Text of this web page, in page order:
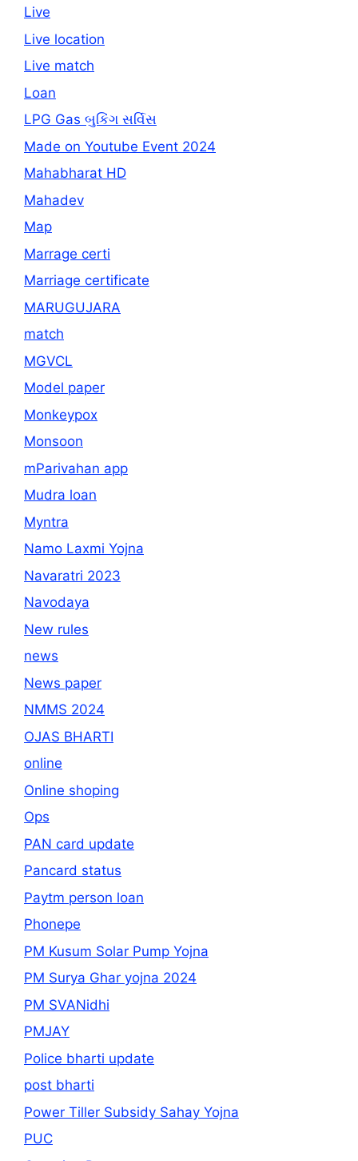
Live
Live location
Live match
Loan
LPG Gas બુકિંગ સર્વિસ
Made on Youtube Event 2024
Mahabharat HD
Mahadev
Map
Marrage certi
Marriage certificate
MARUGUJARA
match
MGVCL
Model paper
Monkeypox
Monsoon
mParivahan app
Mudra loan
Myntra
Namo Laxmi Yojna
Navaratri 2023
Navodaya
New rules
news
News paper
NMMS 2024
OJAS BHARTI
online
Online shoping
Ops
PAN card update
Pancard status
Paytm person loan
Phonepe
PM Kusum Solar Pump Yojna
PM Surya Ghar yojna 2024
PM SVANidhi
PMJAY
Police bharti update
post bharti
Power Tiller Subsidy Sahay Yojna
PUC